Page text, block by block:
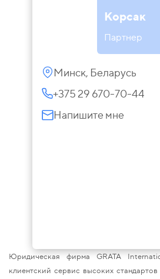
Корсак
Партнер
Минск, Беларусь
+375 29 670-70-44
Напишите мне
Юридическая фирма GRATA
клиентский сервис высоких